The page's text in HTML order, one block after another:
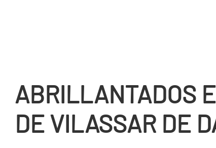
ABRILLANTADOS
DE VILASSAR DE